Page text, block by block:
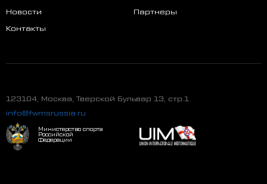
Новости
Партнеры
Контакты
123104, Москва, Тверской бульвар 13, стр.1
info@fwmsrussia.ru
Министерство спорта
Российской
Федерации